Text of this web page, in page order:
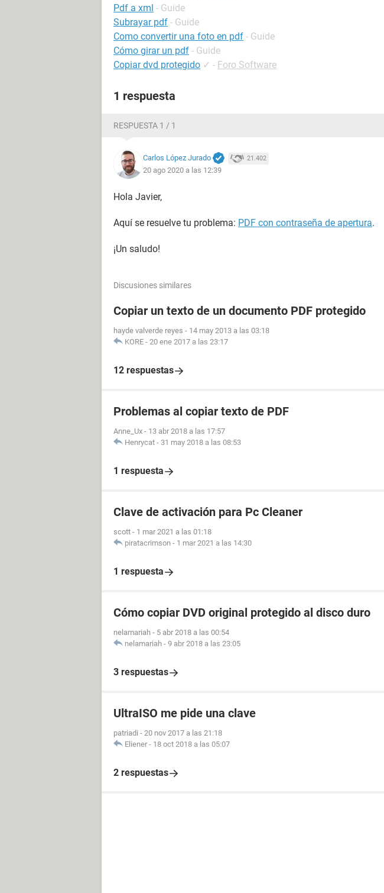
Pdf a xml - Guide
Subrayar pdf - Guide
Como convertir una foto en pdf - Guide
Cómo girar un pdf - Guide
Copiar dvd protegido ✓ - Foro Software
1 respuesta
RESPUESTA 1 / 1
Carlos López Jurado 21.402
20 ago 2020 a las 12:39
Hola Javier,
Aquí se resuelve tu problema: PDF con contraseña de apertura.
¡Un saludo!
Discusiones similares
Copiar un texto de un documento PDF protegido
hayde valverde reyes - 14 may 2013 a las 03:18
KORE - 20 ene 2017 a las 23:17
12 respuestas
Problemas al copiar texto de PDF
Anne_Ux - 13 abr 2018 a las 17:57
Henrycat - 31 may 2018 a las 08:53
1 respuesta
Clave de activación para Pc Cleaner
scott - 1 mar 2021 a las 01:18
piratacrimson - 1 mar 2021 a las 14:30
1 respuesta
Cómo copiar DVD original protegido al disco duro
nelamariah - 5 abr 2018 a las 00:54
nelamariah - 9 abr 2018 a las 23:05
3 respuestas
UltraISO me pide una clave
patriadi - 20 nov 2017 a las 21:18
Eliener - 18 oct 2018 a las 05:07
2 respuestas